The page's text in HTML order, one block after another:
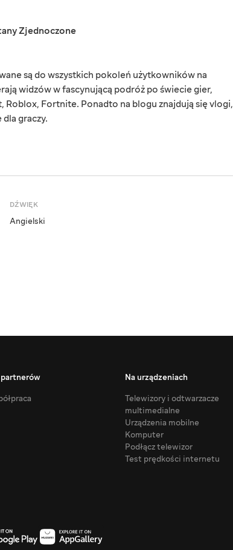
Zjednoczone
są do wszystkich pokoleń użytkowników na
widzów w fascynującą podróż po świecie gier,
Roblox, Fortnite. Ponadto na blogu znajdują się vlogi,
graczy.
DŹWIĘK
Angielski
partnerów
Na urządzeniach
Telewizory i odtwarzacze
multimedialne
Urządzenia mobilne
Komputer
Podłącz telewizor
Test prędkości internetu